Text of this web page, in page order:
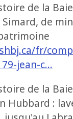
de la
Simard, de
fr/
jean-c…
de la
Hubbard :